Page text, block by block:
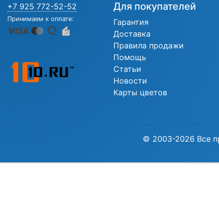
+7 925 772-52-52
Принимаем к оплате:
Для покупателей
Гарантия
Доставка
Правила продажи
Помощь
Статьи
Новости
Карты цветов
© 2003-2026 Все